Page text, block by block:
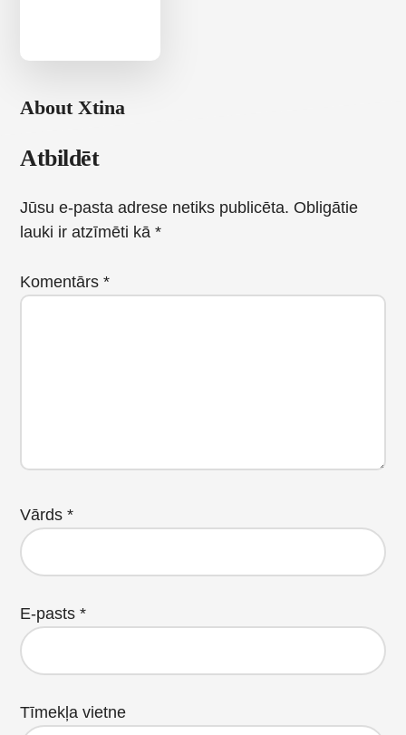
About Xtina
Reader
Interactions
Atbildēt
Jūsu e-pasta adrese netiks publicēta. Obligātie
lauki ir atzīmēti kā*
Komentārs*
Vārds*
E-pasts*
Tīmekļa vietne